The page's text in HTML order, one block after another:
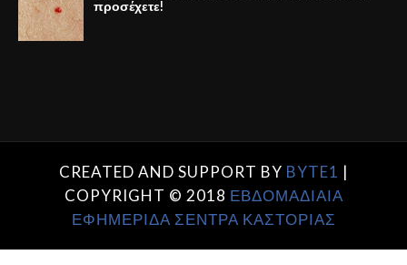
προσέχετε!
CREATED AND SUPPORT BY BYTE1 |
COPYRIGHT © 2018 ΕΒΔΟΜΑΔΙΑΙΑ
ΕΦΗΜΕΡΙΔΑ ΣΕΝΤΡΑ ΚΑΣΤΟΡΙΑΣ